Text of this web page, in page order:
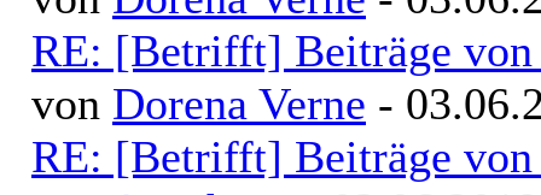
RE: [Betrifft] Beiträge von
von Dorena Verne -
RE: [Betrifft] Beiträge von